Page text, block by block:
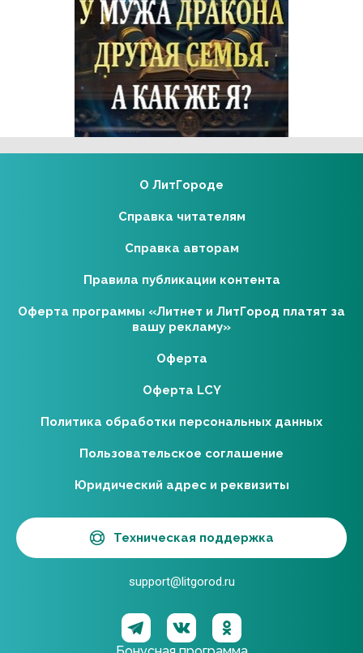
Реклама 16+ АО «ЛитГород»
О ЛитГороде
Справка читателям
Справка авторам
Правила публикации контента
Оферта программы «Литнет и ЛитГород платят за
вашу рекламу»
Оферта
Оферта LCY
Политика обработки персональных данных
Пользовательское соглашение
Юридический адрес и реквизиты
Техническая поддержка
support@litgorod.ru